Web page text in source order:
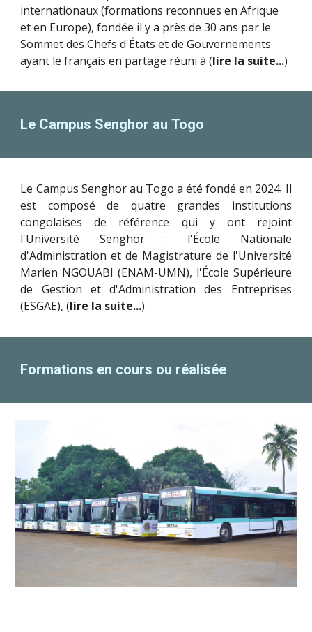
internationaux (formations reconnues en Afrique
et en Europe), fondée il y a près de 30 ans par le
Sommet des Chefs d'États et de Gouvernements
ayant le français en partage réuni à (lire la suite...)
Le Campus Senghor auTogo
Le Campus Senghor au Togo a été fondé en 2024. Il
est composé de quatre grandes institutions
congolaises de référence qui y ont rejoint
l'Université Senghor : l'École Nationale
d'Administration et de Magistrature de l'Université
Marien NGOUABI (ENAM-UMN), l'École Supérieure
de Gestion et d'Administration des Entreprises
(ESGAE), (lire la suite...)
Formations en cours ou réalisée